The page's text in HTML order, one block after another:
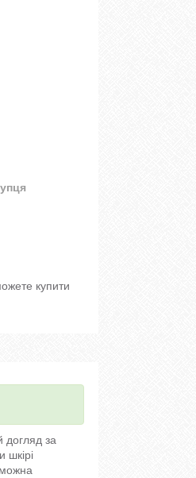
купити
догляд за
шкірі